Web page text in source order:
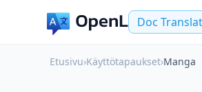
Doc
Etusivu›Käyttötapaukset›Manga